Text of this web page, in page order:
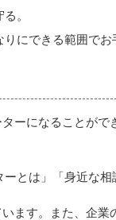
。
にできる範囲でお
ーになることがで
とは」「身近な
ます。また、企